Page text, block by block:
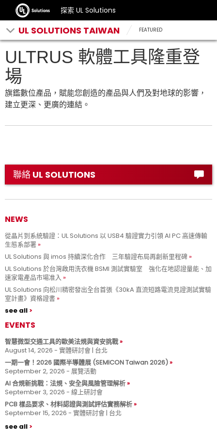
探索 UL Solutions
UL SOLUTIONS TAIWAN FEATURED
ULTRUS 軟體工具隆重登
場
旗鑑數位產品，賦能您創造的產品與人們及對地球的影響，
建立更深、更廣的連結。
聯絡 UL SOLUTIONS
NEWS
從晶片到系統驗證：UL Solutions 以 USB4 驗證實力引領 AI PC 高速傳輸
生態系部署
UL Solutions 與 imos 持續深化合作 三年驗證布局再創新里程碑
UL Solutions 於台灣啟用洗衣機 BSMI 測試實驗室 強化在地認證量能、加
速家電產品市場准入
UL Solutions 向松川精密發出全台首張《30kA 直流短路電流見證測試實驗
室計畫》資格證書
see all
EVENTS
智慧微型交通工具的歐美法規與資安挑戰
August 14, 2026 - 實體研討會 | 台北
一期一會！2026 國際半導體展 (SEMICON Taiwan 2026)
September 2, 2026 - 展覽活動
AI 合規新挑戰：法規、安全與風險管理解析
September 3, 2026 - 線上研討會
PCB 樣品要求、材料認證與測試評估實務解析
September 15, 2026 - 實體研討會 | 台北
see all